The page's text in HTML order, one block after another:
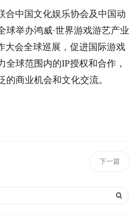
合中国文化娱乐协会及中国动
球举办鸿威·世界游戏游艺产业
大会全球巡展，促进国际游戏
全球范围内的IP授权和合作，
的商业机会和文化交流。
下一篇